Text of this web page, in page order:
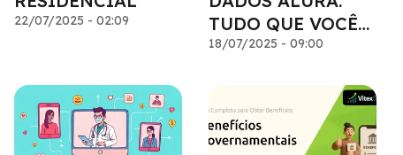
22/07/2025 - 02:09
TUDO QUE VOCÊ
PRECISA SABER
18/07/2025 - 09:00